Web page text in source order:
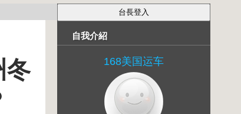
冬
自我介紹
168美国运车